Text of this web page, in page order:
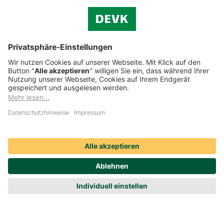
(AGB) ist eine Vielzahl rechtlicher Vorschriften zu beachten. Wir
helfen Ihnen dabei und vermitteln Ihnen versierte selbstständige
Online-Portal der DAHAG Rechtsservices AG angeboten.
Beratungs-Rechtsschutz bei Unternehmensnachfolge
Wenn Sie Ihre Firma an eine Nachfolgerin oder einen Nachfolger
kompetente, selbstständige Rechtsanwältinnen und Rechtsanwälte,
Rechtsschutz an:0221 757-1996.
Produktservices Krankenversicherung: Welche
Vorteile bietet mir die Krankenversicherungs-App der
DEVK?